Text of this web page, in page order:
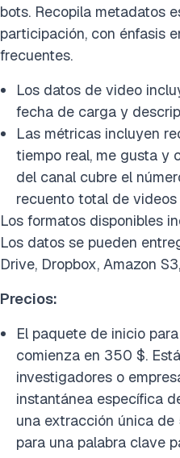
bots. Recopila metadatos
participación, con énfasis
frecuentes.
Los datos de video
fecha de carga y
Las métricas incluyen
tiempo real, me gusta y
del canal cubre el
recuento total de
Los formatos disponibles
Los datos se pueden
Drive, Dropbox, Amazon
Precios:
El paquete de inicio
comienza en 350 $.
investigadores o
instantánea específica
una extracción única
para una palabra clave